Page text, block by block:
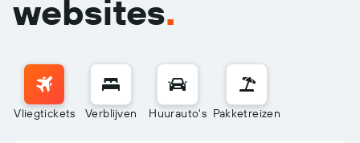
websites.
Vliegtickets Verblijven Huurauto's Pakketreizen